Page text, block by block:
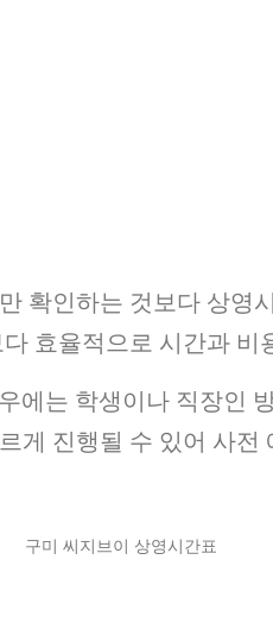
확인하는 것보다 상영
효율적으로 시간과 비
에는 학생이나 직장인
게 진행될 수 있어 사전